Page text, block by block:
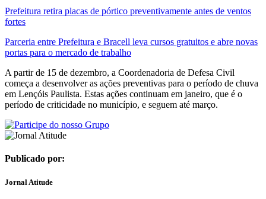
Prefeitura retira placas de pórtico preventivamente antes de ventos
fortes
Parceria entre Prefeitura e Bracell leva cursos gratuitos e abre novas
portas para o mercado de trabalho
A partir de 15 de dezembro, a Coordenadoria de Defesa Civil
começa a desenvolver as ações preventivas para o período de chuva
em Lençóis Paulista. Estas ações continuam em janeiro, que é o
período de criticidade no município, e seguem até março.
Publicado por:
Jornal Atitude